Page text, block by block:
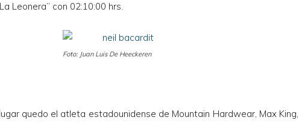
Leonera” con 02:10:00 hrs.
Foto: Juan Luis De Heeckeren
quedo el atleta estadounidense de Mountain Hardwear, Max King,